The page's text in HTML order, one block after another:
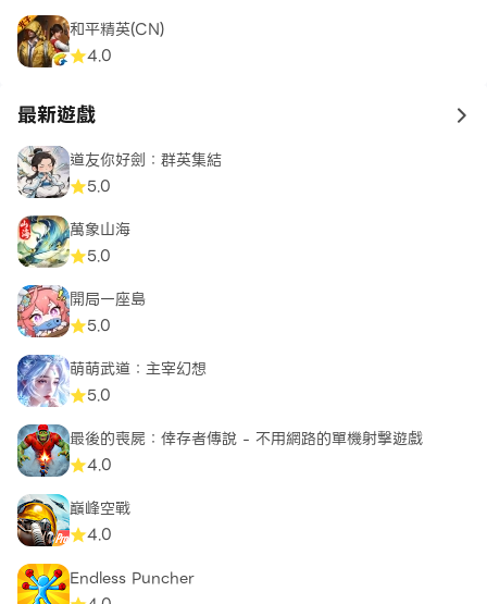
和平精英(CN)
4.0
最新遊戲 to
道友你好劍：群英集結
5.0
萬象山海
5.0
開局一座島
5.0
萌萌武道：主宰幻想
5.0
最後的喪屍：倖存者傳說 - 不用網路的單機射擊遊戲
4.0
巔峰空戰
4.0
Endless Puncher